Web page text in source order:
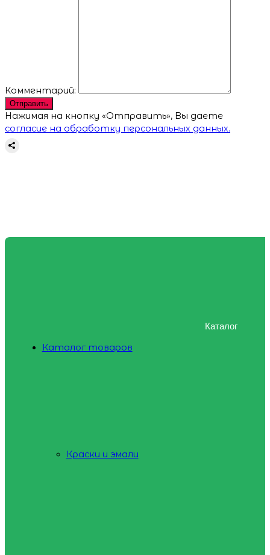
Комментарий:
Отправить
Нажимая на кнопку «Отправить», Вы даете
согласие на обработку персональных данных.
Каталог
Каталог товаров
Краски и эмали